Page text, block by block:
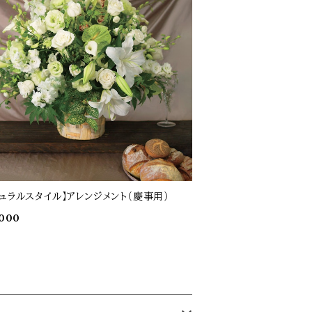
ラルスタイル】アレンジメント（慶事用）